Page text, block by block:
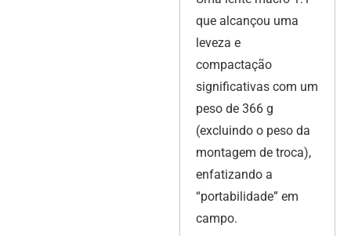
que alcançou uma
leveza e
compactação
significativas com um
peso de 366 g
(excluindo o peso da
montagem de troca),
enfatizando a
“portabilidade” em
campo.